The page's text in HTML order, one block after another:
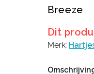
Breeze
Dit
Merk: